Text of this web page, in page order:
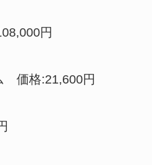
円
価格:21,600円